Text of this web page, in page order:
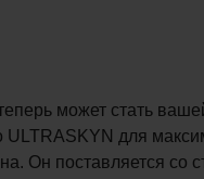
может стать
ULTRASKYN для
Он поставляется со